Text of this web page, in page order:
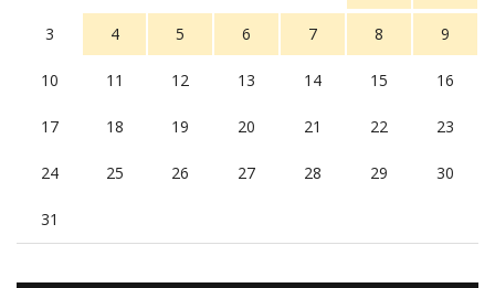
3 4 5 6 7 8 9
10 11 12 13 14 15 16
17 18 19 20 21 22 23
24 25 26 27 28 29 30
31